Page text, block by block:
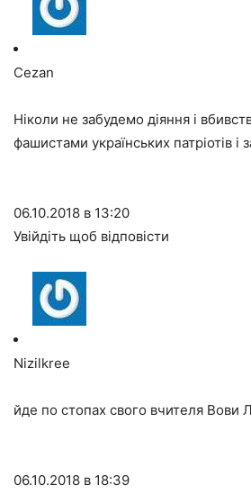
Cezan
Ніколи не забудемо діяння і
фашистами українських патріотів і
06.10.2018 в 13:20
Увійдіть щоб відповісти
Nizilkree
йде по стопах свого вчителя Вови
06.10.2018 в 18:39